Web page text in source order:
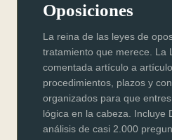
Oposiciones
La reina de las leyes de
tratamiento que merece. La
comentada artículo a
procedimientos, plazos y
organizados para que
lógica en la cabeza. Incluye
análisis de casi 2.000